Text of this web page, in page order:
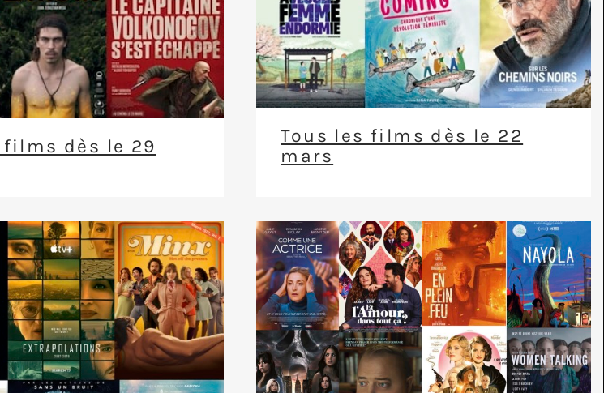
films dès le 29
Tous les films dès le 22
mars